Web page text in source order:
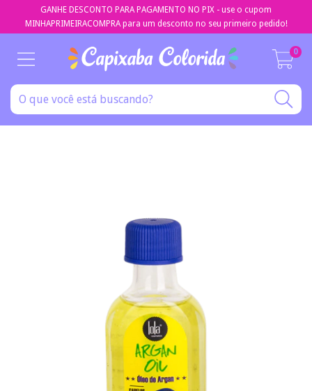
GANHE DESCONTO PARA PAGAMENTO NO PIX - use o cupom
MINHAPRIMEIRACOMPRA para um desconto no seu primeiro pedido!
0